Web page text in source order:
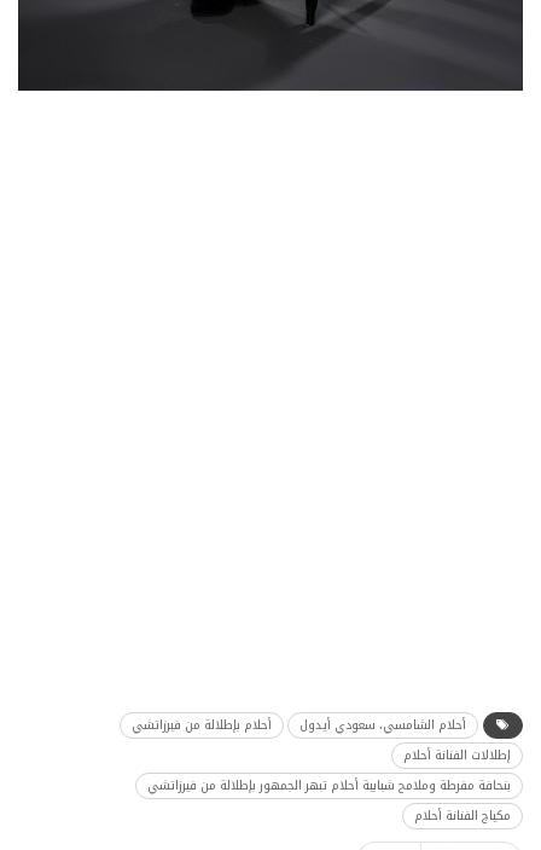
أحلام الشامسي، سعودي أيدول
أحلام بإطلالة من فيرزاتشي
إطلالات الفنانة أحلام
بنحافة مفرطة وملامح شبابية أحلام تبهر الجمهور بإطلالة من فيرزاتشي
مكياج الفنانة أحلام